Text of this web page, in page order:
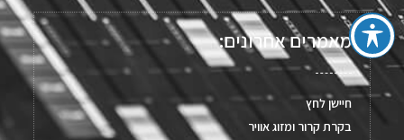
מאמרים אחרונים:
חיישן לחץ
בקרת קרור ומזוג אוויר